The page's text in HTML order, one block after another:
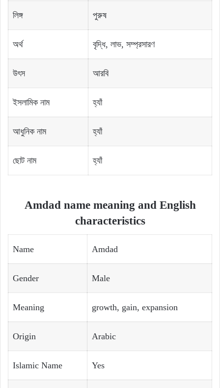
লিঙ্গ পুরুষ
অর্থ বৃদ্ধি, লাভ, সম্প্রসারণ
উৎস আরবি
ইসলামিক নাম হ্যাঁ
আধুনিক নাম হ্যাঁ
ছোট নাম হ্যাঁ
Amdad name meaning and English
characteristics
Name Amdad
Gender Male
Meaning growth, gain, expansion
Origin Arabic
Islamic Name Yes